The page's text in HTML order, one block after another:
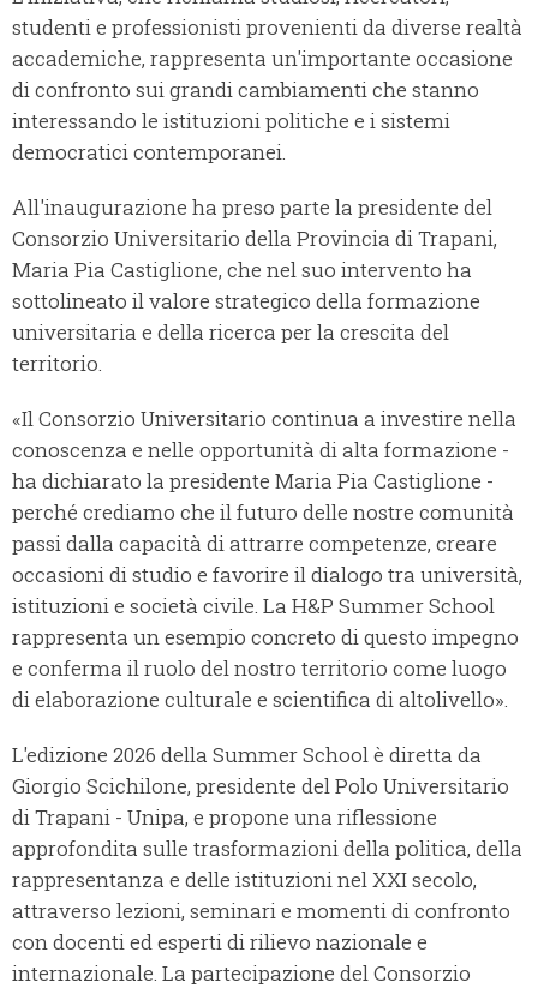
studenti e professionisti provenienti da diverse realtà
accademiche, rappresenta un'importante occasione
di confronto sui grandi cambiamenti che stanno
interessando le istituzioni politiche e i sistemi
democratici contemporanei.
All'inaugurazione ha preso parte la presidente del
Consorzio Universitario della Provincia di Trapani,
Maria Pia Castiglione, che nel suo intervento ha
sottolineato il valore strategico della formazione
universitaria e della ricerca per la crescita del
territorio.
«Il Consorzio Universitario continua a investire nella
conoscenza e nelle opportunità di alta formazione -
ha dichiarato la presidente Maria Pia Castiglione -
perché crediamo che il futuro delle nostre comunità
passi dalla capacità di attrarre competenze, creare
occasioni di studio e favorire il dialogo tra università,
istituzioni e società civile. La H&P Summer School
rappresenta un esempio concreto di questo impegno
e conferma il ruolo del nostro territorio come luogo
di elaborazione culturale e scientifica di altolivello».
L'edizione 2026 della Summer School è diretta da
Giorgio Scichilone, presidente del Polo Universitario
di Trapani - Unipa, e propone una riflessione
approfondita sulle trasformazioni della politica, della
rappresentanza e delle istituzioni nel XXI secolo,
attraverso lezioni, seminari e momenti di confronto
con docenti ed esperti di rilievo nazionale e
internazionale. La partecipazione del Consorzio